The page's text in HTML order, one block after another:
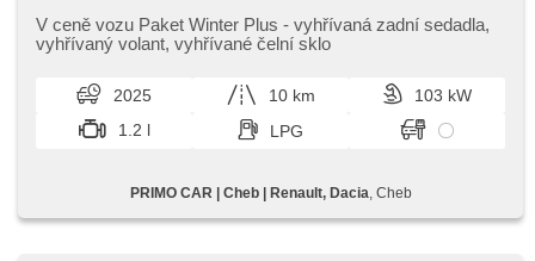
Berg bremsen , Servolenkung, 2-Zonen Klimaanlage,
Klimaautomatik, Tempomat, täglich Leuchten, LED denní
erfüllt 'EURO VI', Bordcomputer, parkovací senzory přední,
parkovací senzory zadní, Fahrkamera, Lichtsensor,
Scheibenwischersensor, Lenkrad einstellbar,
Multifunktionslenkrad, beheizte Lenkrad,
Seitenscheiben, El. Vorderscheiben, Dachträger, El.
Klappspiegel, El. Spiegel, starten per Taste, Wegfahrsperre,
V ceně vozu Paket Winter Plus ​- vyhřívaná zadní sedadla,​
vyhřívaný volant,​ vyhřívané čelní sklo
2025 10 km
103 kW
1.2 l
LPG
PRIMO CAR | Cheb | Renault, Dacia , Cheb